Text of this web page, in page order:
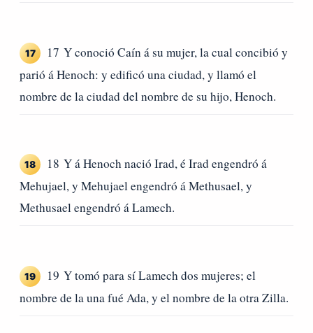
17
17 Y conoció Caín á su mujer, la cual concibió y
parió á Henoch: y edificó una ciudad, y llamó el
nombre de la ciudad del nombre de su hijo, Henoch.
18
18 Y á Henoch nació Irad, é Irad engendró á
Mehujael, y Mehujael engendró á Methusael, y
Methusael engendró á Lamech.
19
19 Y tomó para sí Lamech dos mujeres; el
nombre de la una fué Ada, y el nombre de la otra Zilla.